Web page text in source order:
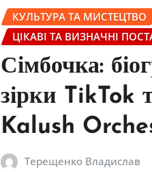
КУЛЬТУРА ТА МИСТЕЦТВО
ЦІКАВІ ТА ВИЗНАЧНІ
Сімбочка:
зірки TikTok
Kalush
Терещенко Владислав